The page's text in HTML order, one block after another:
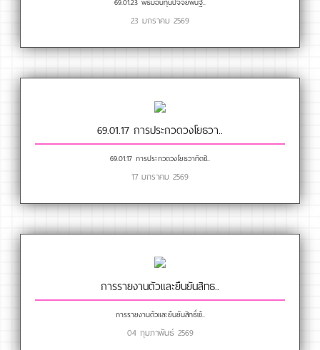
69.01.23 พิธีมอบทุนปัจจัยพื้นฐ..
23 มกราคม 2569
69.01.17 การประกวดวงโยธวา..
69.01.17 การประกวดวงโยธวาทิตชิ..
17 มกราคม 2569
การรายงานตัวและยืนยันสิทธ..
การรายงานตัวและยืนยันสิทธิ์เข้..
04 กุมภาพันธ์ 2569